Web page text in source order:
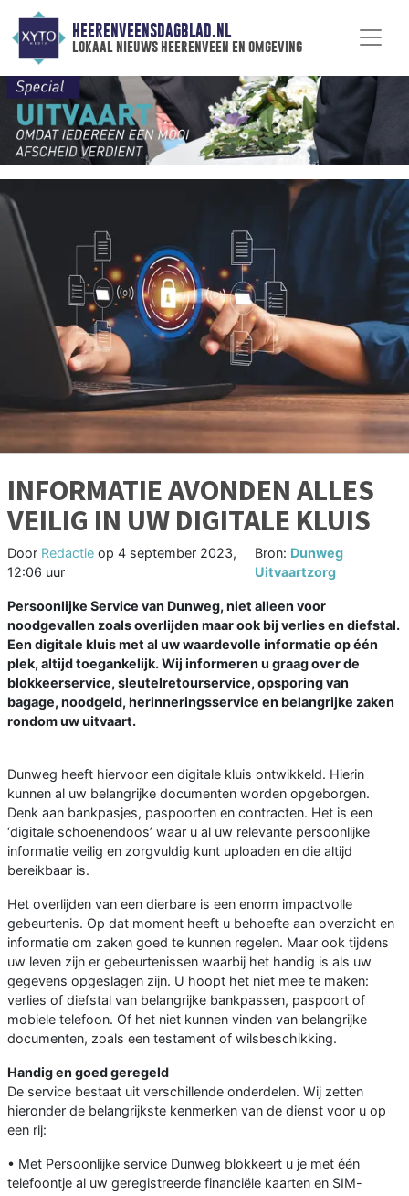
HEERENVEENSDAGBLAD.NL
lokaal nieuws heerenveen en omgeving
INFORMATIE AVONDEN ALLES
VEILIG IN UW DIGITALE KLUIS
Door Redactie op 4 september 2023,
12:06 uur
Bron: Dunweg
Uitvaartzorg
Persoonlijke Service van Dunweg, niet alleen voor
noodgevallen zoals overlijden maar ook bij verlies en diefstal.
Een digitale kluis met al uw waardevolle informatie op één
plek, altijd toegankelijk. Wij informeren u graag over de
blokkeerservice, sleutelretourservice, opsporing van
bagage, noodgeld, herinneringsservice en belangrijke zaken
rondom uw uitvaart.
Dunweg heeft hiervoor een digitale kluis ontwikkeld. Hierin
kunnen al uw belangrijke documenten worden opgeborgen.
Denk aan bankpasjes, paspoorten en contracten. Het is een
‘digitale schoenendoos’ waar u al uw relevante persoonlijke
informatie veilig en zorgvuldig kunt uploaden en die altijd
bereikbaar is.
Het overlijden van een dierbare is een enorm impactvolle
gebeurtenis. Op dat moment heeft u behoefte aan overzicht en
informatie om zaken goed te kunnen regelen. Maar ook tijdens
uw leven zijn er gebeurtenissen waarbij het handig is als uw
gegevens opgeslagen zijn. U hoopt het niet mee te maken:
verlies of diefstal van belangrijke bankpassen, paspoort of
mobiele telefoon. Of het niet kunnen vinden van belangrijke
documenten, zoals een testament of wilsbeschikking.
Handig en goed geregeld
De service bestaat uit verschillende onderdelen. Wij zetten
hieronder de belangrijkste kenmerken van de dienst voor u op
een rij:
• Met Persoonlijke service Dunweg blokkeert u je met één
telefoontje al uw geregistreerde financiële kaarten en SIM-